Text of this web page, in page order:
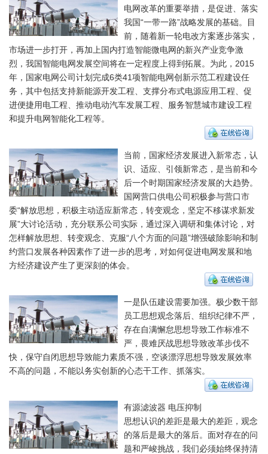
电网改革的重要举措，是促进、落实
我国“一带一路”战略发展的基础。目
前，随着新一轮电改方案逐步落实，
市场进一步打开，再加上国内打造智能微电网的新兴产业竞争激
烈，我国智能电网发展空间将在一定程度上得到拓展。为此，2015
年，国家电网公司计划完成6类41项智能电网创新示范工程建设任
务，其中包括支持新能源开发工程、支撑分布式电源应用工程、促
进便捷用电工程、推动电动汽车发展工程、服务智慧城市建设工程
和提升电网智能化工程等。
当前，国家经济发展进入新常态，认
识、适应、引领新常态，是当前和今
后一个时期国家经济发展的大趋势。
国网营口供电公司积极参与营口市
委“解放思想，积极主动适应新常态，转变观念，坚定不移谋求新发
展”大讨论活动，充分联系公司实际，通过深入调研和集体讨论，对
怎样解放思想、转变观念、克服“八个方面的问题”增强破除影响和制
约营口发展各种因素作了进一步的思考，对如何促进电网发展和地
方经济建设产生了更深刻的体会。
一是队伍建设需要加强。极少数干部
员工思想观念落后、组织纪律不严，
存在自满懈怠思想导致工作标准不
严，畏难厌战思想导致改革步伐不
快，保守自闭思想导致能力素质不强，空谈漂浮思想导致发展效率
不高的问题，不能以务实创新的心态干工作、抓落实。
有源滤波器 电压抑制
思想认识的差距是最大的差距，观念
的落后是最大的落后。面对存在的问
题和严峻挑战，我们必须始终保持清